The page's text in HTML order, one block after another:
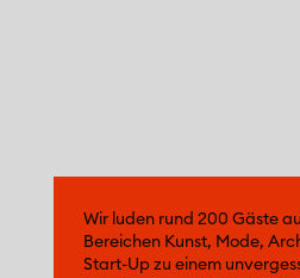
Wir luden rund 200 Gäste
Bereichen Kunst, Mode,
Start-Up zu einem